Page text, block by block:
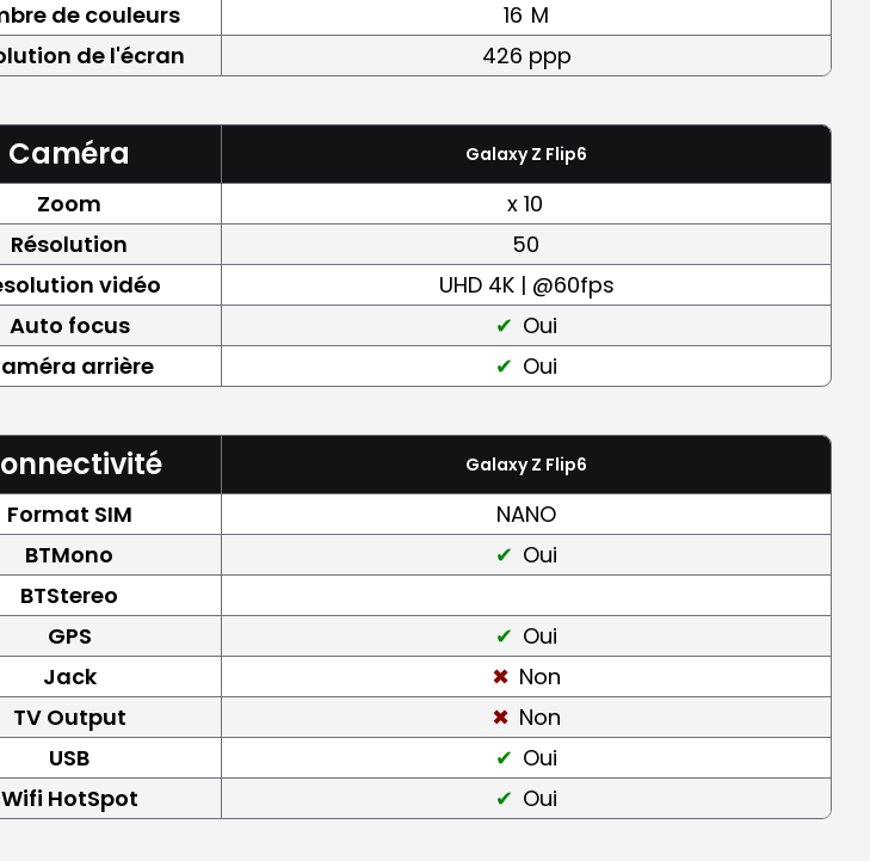
de couleurs 16 M
de l'écran 426 ppp
Caméra Galaxy Z Flip6
Zoom
x 10
Résolution
50
vidéo
UHD 4K | @60fps
Auto focus
Oui
arrière Oui
Galaxy Z Flip6
Format SIM
NANO
BTMono
Oui
BTStereo
GPS
Oui
Jack
Non
TV Output
Non
USB
Oui
Wifi HotSpot Oui